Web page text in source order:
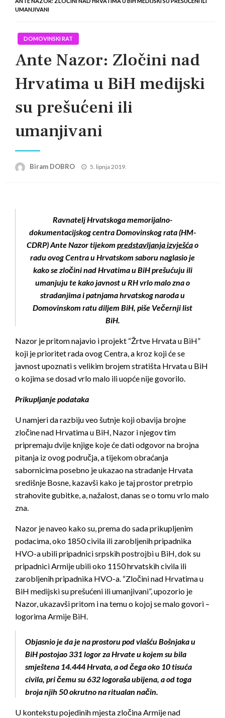
UMANJIVANI
DOMOVINSKI RAT
Ante Nazor: Zločini nad
Hrvatima u BiH medijski
su prešućeni ili
umanjivani
Biram DOBRO
Posted
5. lipnja 2019.
Ravnatelj Hrvatskoga memorijalno-
dokumentacijskog centra Domovinskog rata (HM-
CDRP) Ante Nazor tijekom predstavljanja izvješćao
radu ovog Centra u Hrvatskom saboru naglasio je
kako se zločini nad Hrvatima u BiH prešućuju ili
umanjuju te kako javnost u RH vrlo malo zna o
stradanjima i patnjama hrvatskog naroda u
Domovinskom ratu diljem BiH, piše Večernji list
BiH.
Nazor je pritom najavio i projekt “Žrtve Hrvata u BiH”
koji je prioritet rada ovog Centra, a kroz koji će se
javnost upoznati s velikim brojem stratišta Hrvata u BiH
o kojima se dosad vrlo malo ili uopće nije govorilo.
Prikupljanje podataka
U namjeri da razbiju veo šutnje koji obavija brojne
zločine nad Hrvatima u BiH, Nazor i njegov tim
pripremaju dvije knjige koje će dati odgovor na brojna
pitanja iz ovog područja, a tijekom obraćanja
sabornicima posebno je ukazao na stradanje Hrvata
središnje Bosne, kazavši kako je taj prostor pretrpio
strahovite gubitke, a, nažalost, danas se o tomu vrlo malo
zna.
Nazor je naveo kako su, prema do sada prikupljenim
podacima, oko 1850 civila ili zarobljenih pripadnika
HVO-a ubili pripadnici srpskih postrojbi u BiH, dok su
pripadnici Armije ubili oko 1150 hrvatskih civila ili
zarobljenih pripadnika HVO-a. “Zločini nad Hrvatima u
BiH medijski su prešućeni ili umanjivani”, upozorio je
Nazor, ukazavši pritom i na temu o kojoj se malo govori –
logorima Armije BiH.
Objasnio je da je na prostoru pod vlašću Bošnjaka u
BiH postojao 331 logor za Hrvate u kojem su bila
smještena 14.444 Hrvata, a od čega oko 10 tisuća
civila, pri čemu su 632 logoraša ubijena, a od toga
broja njih 50 okrutno na ritualan način.
U kontekstu pojedinih mjesta zločina Armije nad